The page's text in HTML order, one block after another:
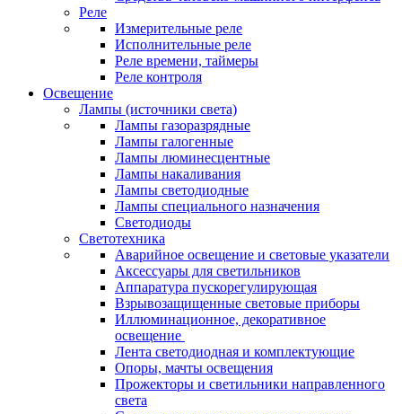
Реле
Измерительные реле
Исполнительные реле
Реле времени, таймеры
Реле контроля
Освещение
Лампы (источники света)
Лампы газоразрядные
Лампы галогенные
Лампы люминесцентные
Лампы накаливания
Лампы светодиодные
Лампы специального назначения
Светодиоды
Светотехника
Аварийное освещение и световые указатели
Аксессуары для светильников
Аппаратура пускорегулирующая
Взрывозащищенные световые приборы
Иллюминационное, декоративное
освещение
Лента светодиодная и комплектующие
Опоры, мачты освещения
Прожекторы и светильники направленного
света